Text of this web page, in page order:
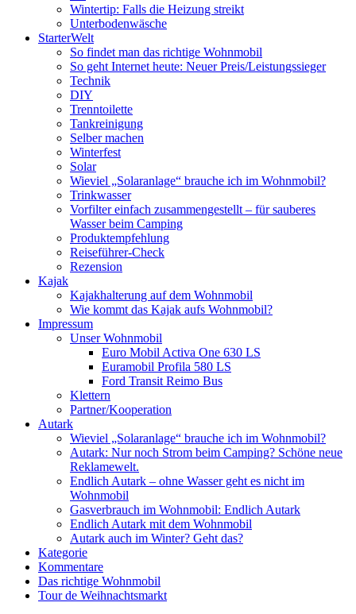
Wintertip: Falls die Heizung streikt
Unterbodenwäsche
StarterWelt
So findet man das richtige Wohnmobil
So geht Internet heute: Neuer Preis/Leistungssieger
Technik
DIY
Trenntoilette
Tankreinigung
Selber machen
Winterfest
Solar
Wieviel „Solaranlage“ brauche ich im Wohnmobil?
Trinkwasser
Vorfilter einfach zusammengestellt – für sauberes
Wasser beim Camping
Produktempfehlung
Reiseführer-Check
Rezension
Kajak
Kajakhalterung auf dem Wohnmobil
Wie kommt das Kajak aufs Wohnmobil?
Impressum
Unser Wohnmobil
Euro Mobil Activa One 630 LS
Euramobil Profila 580 LS
Ford Transit Reimo Bus
Klettern
Partner/Kooperation
Autark
Wieviel „Solaranlage“ brauche ich im Wohnmobil?
Autark: Nur noch Strom beim Camping? Schöne neue
Reklamewelt.
Endlich Autark – ohne Wasser geht es nicht im
Wohnmobil
Gasverbrauch im Wohnmobil: Endlich Autark
Endlich Autark mit dem Wohnmobil
Autark auch im Winter? Geht das?
Kategorie
Kommentare
Das richtige Wohnmobil
Tour de Weihnachtsmarkt